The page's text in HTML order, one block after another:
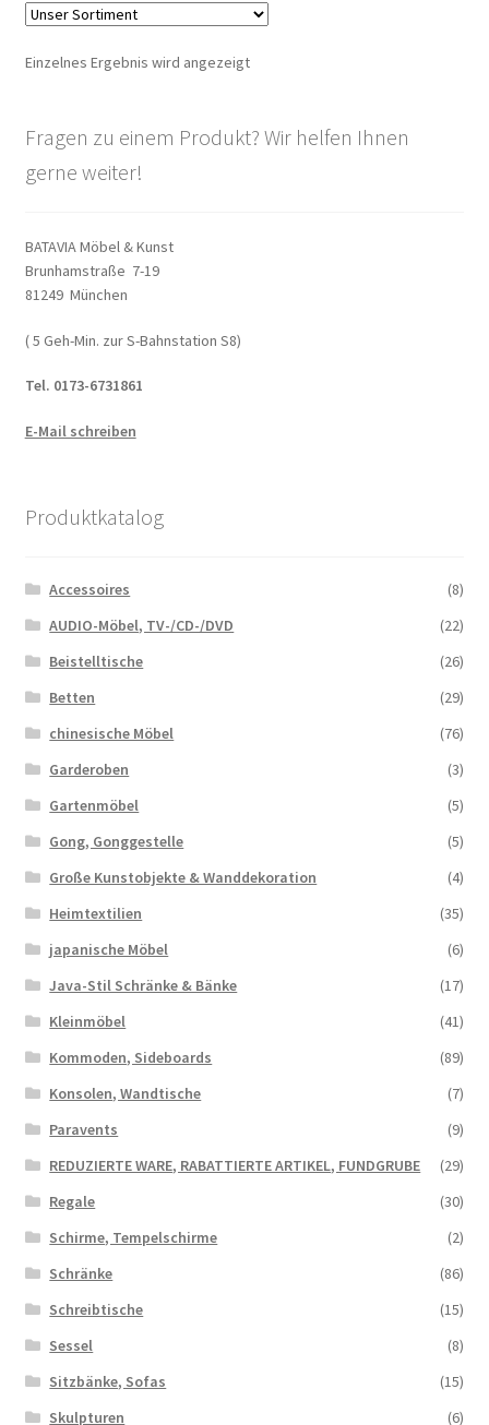
Zahlungsarten
Einzelnes Ergebnis wird angezeigt
Fragen zu einem Produkt? Wir helfen Ihnen
gerne weiter!
BATAVIA Möbel & Kunst
Brunhamstraße 7-19
81249 München
( 5 Geh-Min. zur S-Bahnstation S8)
Tel. 0173-6731861
E-Mail schreiben
Produktkatalog
Accessoires
(8)
AUDIO-Möbel, TV-/CD-/DVD
(22)
Beistelltische
(26)
Betten
(29)
chinesische Möbel
(76)
Garderoben
(3)
Gartenmöbel
(5)
Gong, Gonggestelle
(5)
Große Kunstobjekte & Wanddekoration
(4)
Heimtextilien
(35)
japanische Möbel
(6)
Java-Stil Schränke & Bänke
(17)
Kleinmöbel
(41)
Kommoden, Sideboards
(89)
Konsolen, Wandtische
(7)
Paravents
(9)
REDUZIERTE WARE, RABATTIERTE ARTIKEL, FUNDGRUBE
(29)
Regale
(30)
Schirme, Tempelschirme
(2)
Schränke
(86)
Schreibtische
(15)
Sessel
(8)
Sitzbänke, Sofas
(15)
Skulpturen
(6)